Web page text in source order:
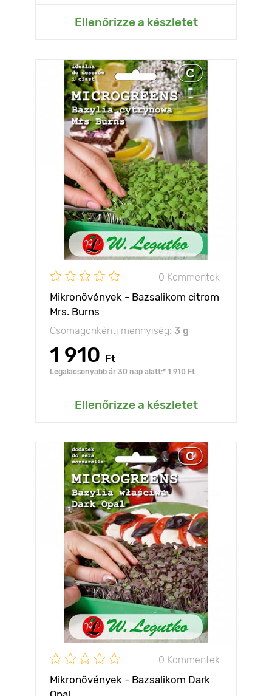
Ellenőrizze a készletet
0 Kommentek
Mikronövények - Bazsalikom citrom
Mrs. Burns
Csomagonkénti mennyiség: 3 g
1 910 Ft
Legalacsonyabb ár 30 nap alatt:* 1 910 Ft
Ellenőrizze a készletet
0 Kommentek
Mikronövények - Bazsalikom Dark